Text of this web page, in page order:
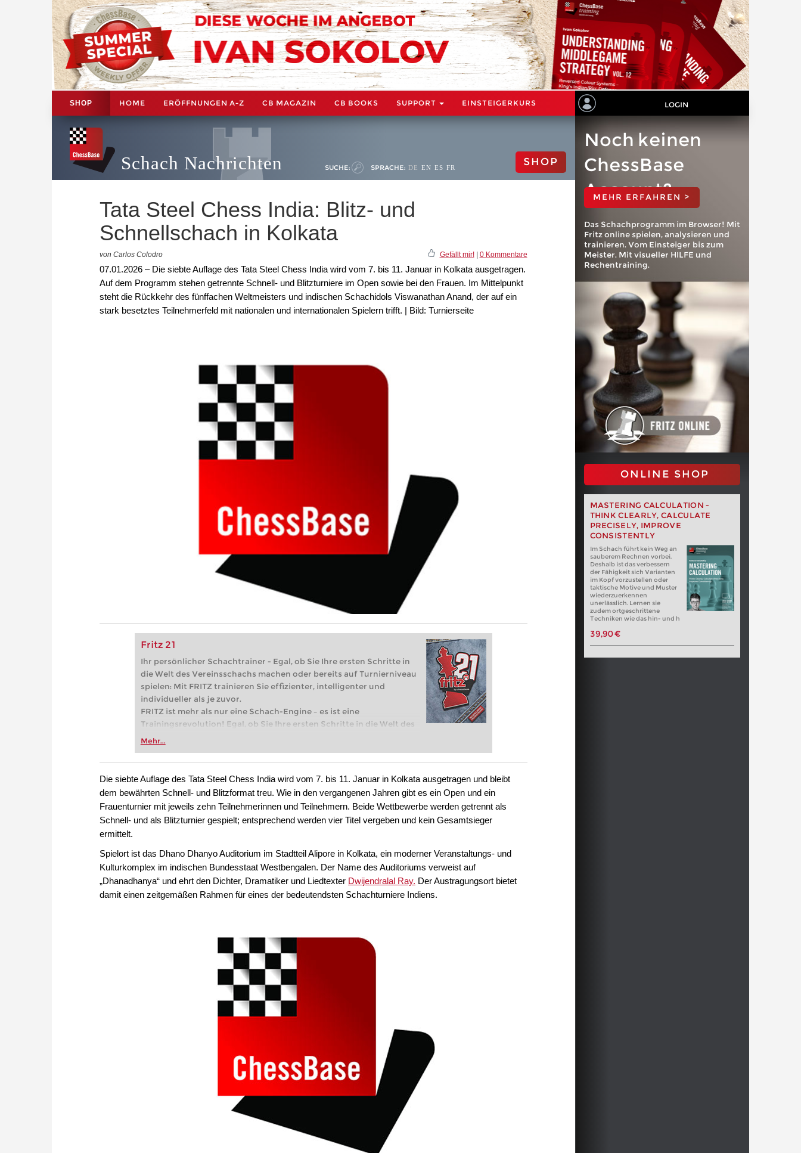
SHOP HOME ERÖFFNUNGEN A-Z CB MAGAZIN CB BOOKS SUPPORT EINSTEIGERKURS LOGIN
Schach Nachrichten SUCHE: SPRACHE: DE EN ES FR SHOP
Tata Steel Chess India: Blitz- und
Schnellschach in Kolkata
von Carlos Colodro Gefällt mir!| 0 Kommentare
07.01.2026 – Die siebte Auflage des Tata Steel Chess India wird vom 7. bis 11. Januar in Kolkata ausgetragen.
Auf dem Programm stehen getrennte Schnell- und Blitzturniere im Open sowie bei den Frauen. Im Mittelpunkt
steht die Rückkehr des fünffachen Weltmeisters und indischen Schachidols Viswanathan Anand, der auf ein
stark besetztes Teilnehmerfeld mit nationalen und internationalen Spielern trifft. | Bild: Turnierseite
Fritz 21
Ihr persönlicher Schachtrainer - Egal, ob Sie Ihre ersten Schritte in
die Welt des Vereinsschachs machen oder bereits auf Turnierniveau
spielen: Mit FRITZ trainieren Sie effizienter, intelligenter und
individueller als je zuvor.
FRITZ ist mehr als nur eine Schach-Engine – es ist eine
Trainingsrevolution! Egal, ob Sie Ihre ersten Schritte in die Welt des
Vereinsschachs machen oder bereits auf Turnierniveau spielen: Mit
zuvor.
Mehr...
Noch keinen
ChessBase
Account?
MEHR ERFAHREN >
Das Schachprogramm im Browser! Mit
Fritz online spielen, analysieren und
trainieren. Vom Einsteiger bis zum
Meister. Mit visueller HILFE und
Rechentraining.
ONLINE SHOP
MASTERING CALCULATION -
THINK CLEARLY, CALCULATE
PRECISELY, IMPROVE
CONSISTENTLY
Im Schach führt kein Weg an
sauberem Rechnen vorbei.
Deshalb ist das verbessern
der Fähigkeit sich Varianten
im Kopf vorzustellen oder
taktische Motive und Muster
wiederzuerkennen
unerlässlich. Lernen sie
zudem ortgeschrittene
Techniken wie das hin- und h
39,90 €
Die siebte Auflage des Tata Steel Chess India wird vom 7. bis 11. Januar in Kolkata ausgetragen und bleibt
dem bewährten Schnell- und Blitzformat treu. Wie in den vergangenen Jahren gibt es ein Open und ein
Frauenturnier mit jeweils zehn Teilnehmerinnen und Teilnehmern. Beide Wettbewerbe werden getrennt als
Schnell- und als Blitzturnier gespielt; entsprechend werden vier Titel vergeben und kein Gesamtsieger
ermittelt.
Spielort ist das Dhano Dhanyo Auditorium im Stadtteil Alipore in Kolkata, ein moderner Veranstaltungs- und
Kulturkomplex im indischen Bundesstaat Westbengalen. Der Name des Auditoriums verweist auf
„Dhanadhanya“ und ehrt den Dichter, Dramatiker und Liedtexter Dwijendralal Ray. Der Austragungsort bietet
damit einen zeitgemäßen Rahmen für eines der bedeutendsten Schachturniere Indiens.